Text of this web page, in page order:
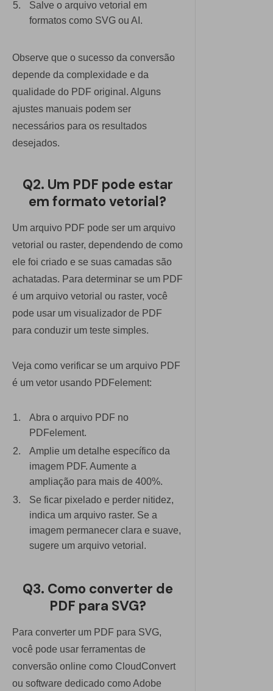
Salve o arquivo vetorial em
formatos como SVG ou AI.
Observe que o sucesso da conversão
depende da complexidade e da
qualidade do PDF original. Alguns
ajustes manuais podem ser
necessários para os resultados
desejados.
Q2. Um PDF pode estar
em formato vetorial?
Um arquivo PDF pode ser um arquivo
vetorial ou raster, dependendo de como
ele foi criado e se suas camadas são
achatadas. Para determinar se um PDF
é um arquivo vetorial ou raster, você
pode usar um visualizador de PDF
para conduzir um teste simples.
Veja como verificar se um arquivo PDF
é um vetor usando PDFelement:
Abra o arquivo PDF no
PDFelement.
Amplie um detalhe específico da
imagem PDF. Aumente a
ampliação para mais de 400%.
Se ficar pixelado e perder nitidez,
indica um arquivo raster. Se a
imagem permanecer clara e suave,
sugere um arquivo vetorial.
Q3. Como converter de
PDF para SVG?
Para converter um PDF para SVG,
você pode usar ferramentas de
conversão online como CloudConvert
ou software dedicado como Adobe